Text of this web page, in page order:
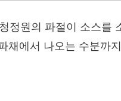
정원의 파절이 소스를
에서 나오는 수분까